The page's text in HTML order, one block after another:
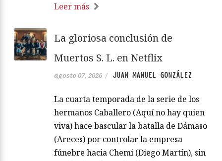
Leer más
La gloriosa conclusión de
Muertos S. L. en Netflix
agosto 07, 2026 / JUAN MANUEL GONZÁLEZ
La cuarta temporada de la serie de los
hermanos Caballero (Aquí no hay quien
viva) hace bascular la batalla de Dámaso
(Areces) por controlar la empresa
fúnebre hacia Chemi (Diego Martín), sin